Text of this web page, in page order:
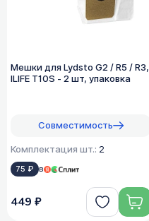
Мешки для Lydsto G2 / R5 / R3,
ILIFE T10S - 2 шт, упаковка
Совместимость
Комплектация шт.: 2
75 ₽ в
449 ₽